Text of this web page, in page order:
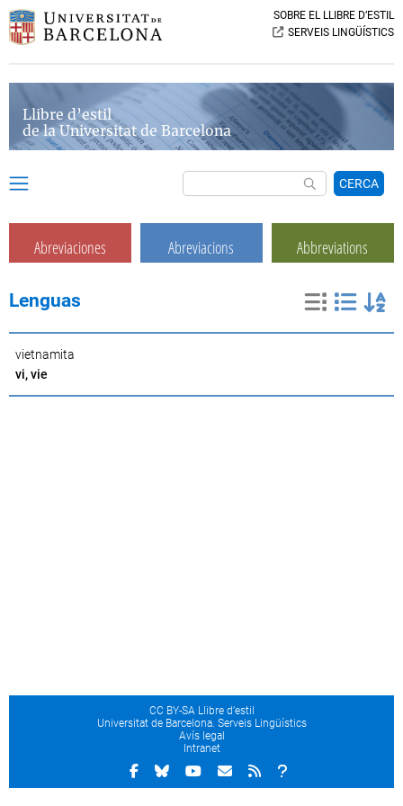
SOBRE EL LLIBRE D’ESTIL
SERVEIS LINGÜÍSTICS
Llibre d’estil
de la Universitat de Barcelona
CERCA
Abreviaciones Abreviacions Abbreviations
Lenguas
vietnamita
vi, vie
CC BY-SA Llibre d’estil
Universitat de Barcelona. Serveis Lingüístics
Avís legal
Intranet